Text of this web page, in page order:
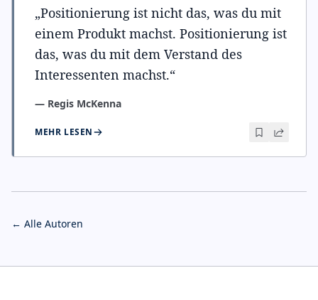
„Positionierung ist nicht das, was du mit
einem Produkt machst. Positionierung ist
das, was du mit dem Verstand des
Interessenten machst.“
— Regis McKenna
MEHR LESEN
← Alle Autoren